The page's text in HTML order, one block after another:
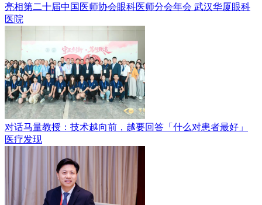
亮相第二十届中国医师协会眼科医师分会年会 武汉华厦眼科
医院
对话马量教授：技术越向前，越要回答「什么对患者最好」
医疗发现